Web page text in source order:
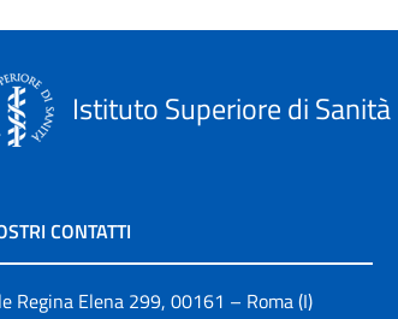
Istituto Superiore di Sanità
CONTATTI
Regina Elena 299, 00161 – Roma (I)